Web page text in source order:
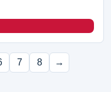
7 8 →